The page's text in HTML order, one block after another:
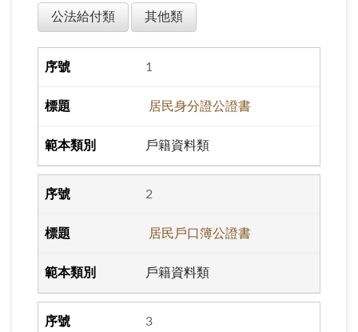
公法給付類 其他類
1
居民身分證公證書
戶籍資料類
2
居民戶口簿公證書
戶籍資料類
3